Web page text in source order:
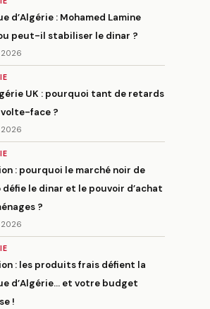
d’Algérie : Mohamed Lamine
peut-il stabiliser le dinar ?
2026
UK : pourquoi tant de retards
face ?
2026
: pourquoi le marché noir de
défie le dinar et le pouvoir d’achat
?
2026
: les produits frais défient la
d’Algérie… et votre budget
!